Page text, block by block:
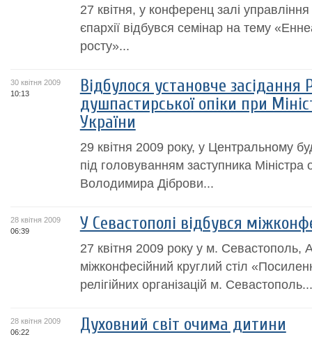
27 квітня, у конференц залі
єпархії відбувся семінар на тему
росту»...
30 квітня 2009
10:13
Відбулося установче засідання
душпастирської опіки при
України
29 квітня 2009 року, у Центральному
під головуванням заступника Міністра
Володимира Діброви...
28 квітня 2009
06:39
У Севастополі відбувся
27 квітня 2009 року у м. Севастополь,
міжконфесійний круглий стіл
релігійних організацій м. Севастополь...
28 квітня 2009
06:22
Духовний світ очима дитини